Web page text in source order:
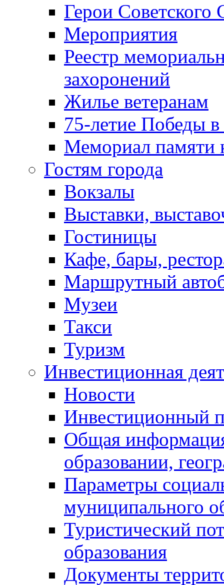
Герои Советского
Мероприятия
Реестр
захоронений
Жилье ветеранам
75-летие Победы
Мемориал памяти
Гостям города
Вокзалы
Выставки,
Гостиницы
Кафе, бары,
Маршрутный
Музеи
Такси
Туризм
Инвестиционная
Новости
Инвестиционный
Общая
образовании,
Параметры
муниципального
Туристический
образования
Документы